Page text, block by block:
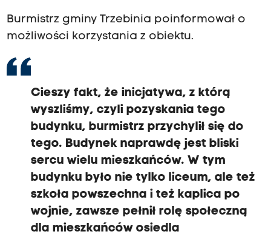
Burmistrz gminy Trzebinia poinformował o
możliwości korzystania z obiektu.
Cieszy fakt, że inicjatywa, z którą
wyszliśmy, czyli pozyskania tego
budynku, burmistrz przychylił się do
tego. Budynek naprawdę jest bliski
sercu wielu mieszkańców. W tym
budynku było nie tylko liceum, ale też
szkoła powszechna i też kaplica po
wojnie, zawsze pełnił rolę społeczną
dla mieszkańców osiedla